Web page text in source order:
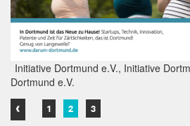
‹
Initiative Dortmund e.V., Initiative
Dortmund e.V.
Initiative Dortmund e.V., Initiative
Dortmund e.V.
Initiative Dortmund e.V., Initiative
Dortmund e.V.
1 2 3